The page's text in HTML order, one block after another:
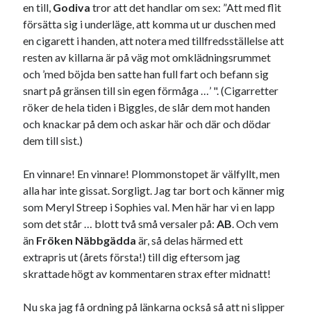
en till, Godiva tror att det handlar om sex: ”Att med flit
försätta sig i underläge, att komma ut ur duschen med
en cigarett i handen, att notera med tillfredsställelse att
resten av killarna är på väg mot omklädningsrummet
och ’med böjda ben satte han full fart och befann sig
snart på gränsen till sin egen förmåga …’ ". (Cigarretter
röker de hela tiden i Biggles, de slår dem mot handen
och knackar på dem och askar här och där och dödar
dem till sist.)
En vinnare! En vinnare! Plommonstopet är välfyllt, men
alla har inte gissat. Sorgligt. Jag tar bort och känner mig
som Meryl Streep i Sophies val. Men här har vi en lapp
som det står … blott två små versaler på:AB. Och vem
än Fröken Näbbgädda är, så delas härmed ett
extrapris ut (årets första!) till dig eftersom jag
skrattade högt av kommentaren strax efter midnatt!
Nu ska jag få ordning på länkarna också så att ni slipper